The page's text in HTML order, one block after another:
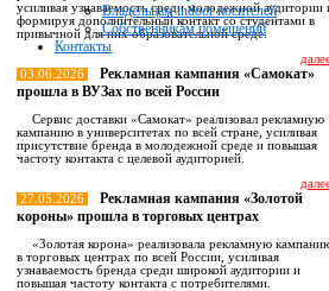
Владельцам indoor носителей
Собственникам помещений
Контакты
усиливая узнаваемость среди молодежной аудитории
формируя дополнительный контакт со студентами в
привычной для них образовательной среде.
03.06.2026
Рекламная кампания «Самокат»
прошла в ВУЗах по всей России
Сервис доставки «Самокат» реализовал рекламную
кампанию в университетах по всей стране, усиливая
присутствие бренда в молодежной среде и повышая
частоту контакта с целевой аудиторией.
27.05.2026
Рекламная кампания «Золотой
короны» прошла в торговых центрах
«Золотая корона» реализовала рекламную
в торговых центрах по всей России, усиливая
узнаваемость бренда среди широкой аудитории и
повышая частоту контакта с потребителями.